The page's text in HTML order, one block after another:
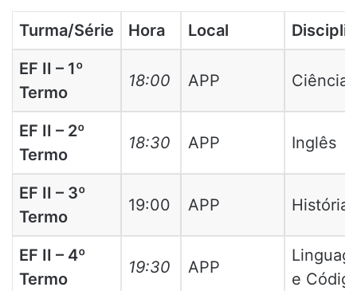
Turma/Série Hora Local
EF II – 1º
Termo
18:00 APP Ciências
EF II – 2º
Termo
18:30 APP Inglês
EF II – 3º
Termo
19:00 APP História
EF II – 4º
Termo
19:30 APP
e